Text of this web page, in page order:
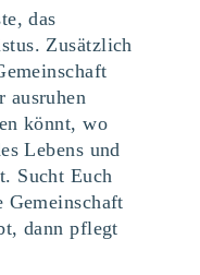
das
Zusätzlich
ausruhen
könnt, wo
Lebens und
Sucht Euch
Gemeinschaft
dann pflegt